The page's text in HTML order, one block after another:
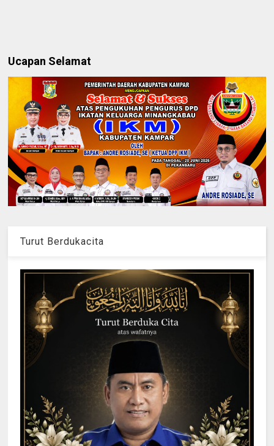
Ucapan Selamat
Turut Berdukacita